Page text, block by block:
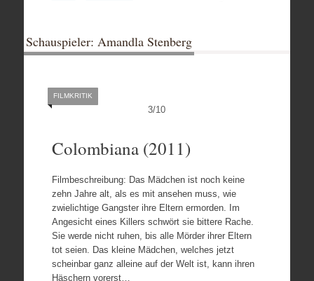
Schauspieler: Amandla Stenberg
3/10
FILMKRITIK
Colombiana (2011)
Filmbeschreibung: Das Mädchen ist noch keine
zehn Jahre alt, als es mit ansehen muss, wie
zwielichtige Gangster ihre Eltern ermorden. Im
Angesicht eines Killers schwört sie bittere Rache.
Sie werde nicht ruhen, bis alle Mörder ihrer Eltern
tot seien. Das kleine Mädchen, welches jetzt
scheinbar ganz alleine auf der Welt ist, kann ihren
Häschern vorerst…